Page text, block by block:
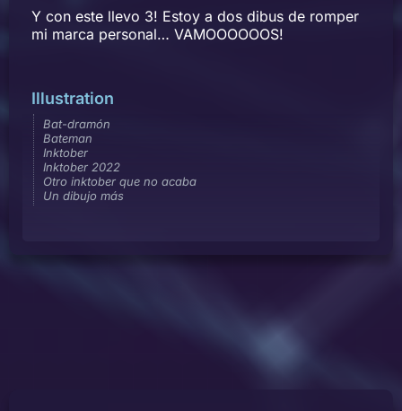
Y con este llevo 3! Estoy a dos dibus de romper
mi marca personal… VAMOOOOOOS!
Illustration
Bat-dramón
Bateman
Inktober
Inktober 2022
Otro inktober que no acaba
Un dibujo más